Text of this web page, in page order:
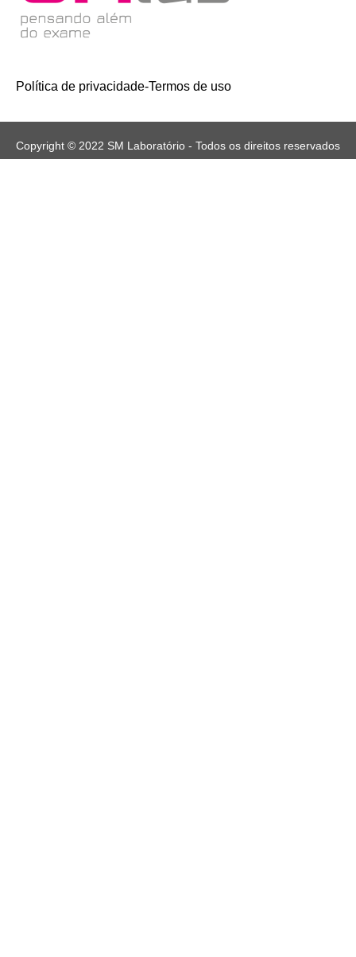
Política de privacidade-Termos de uso
Copyright © 2022 SM Laboratório - Todos os direitos reservados